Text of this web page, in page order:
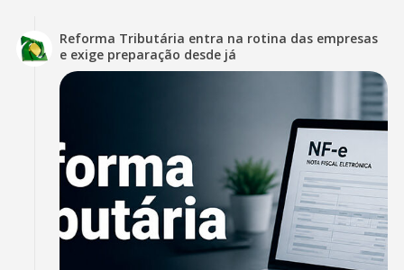
Reforma Tributária entra na rotina das empresas
e exige preparação desde já